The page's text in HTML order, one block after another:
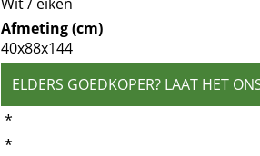
Afmeting (cm)
40x88x144
ELDERS GOEDKOPER? LAAT HET
*
*